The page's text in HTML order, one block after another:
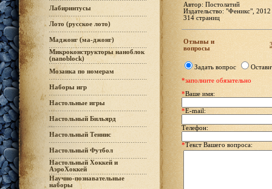
Лабиринтусы
Лото (русское лото)
Маджонг (ма-джонг)
Микроконструкторы наноблок
(nanoblock)
Мозаика по номерам
Наборы игр
Настольные игры
Настольный Бильярд
Настольный Теннис
Настольный Футбол
Настольный Хоккей и
АэроХоккей
Научно-познавательные
наборы
Автор: Постолатий
Издательство: "Феникс", 2012
314 страниц
Отзывы и
вопросы
Задать вопрос
*заполните обязательно
*Ваше имя:
*E-mail:
Телефон:
*Текст Вашего вопроса: